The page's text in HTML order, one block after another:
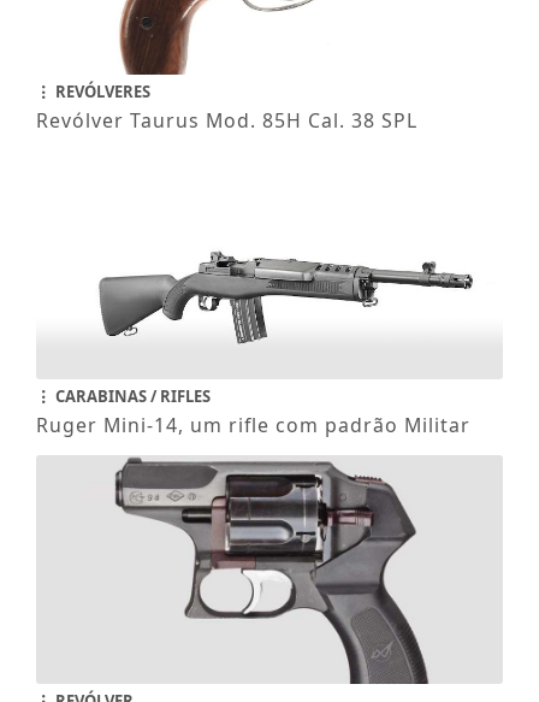
REVÓLVERES
Revólver Taurus Mod. 85H Cal. 38 SPL
CARABINAS / RIFLES
Ruger Mini-14, um rifle com padrão Militar